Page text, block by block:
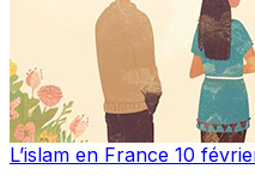
L’islam en France 10